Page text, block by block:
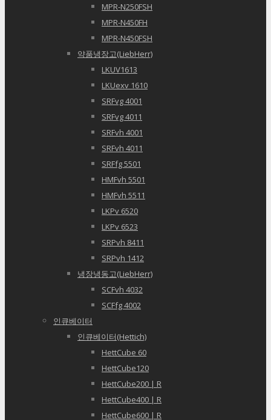
MPR-N250FSH
MPR-N450FH
MPR-N450FSH
약품냉장고(LiebHerr)
LKUV1613
LKUexv 1610
SRFvg 4001
SRFvg 4011
SRFvh 4001
SRFvh 4011
SRFfg 5501
HMFvh 5501
HMFvh 5511
LKPv 6520
LKPv 6523
SRPvh 8411
SRPvh 1412
냉장냉동고(LiebHerr)
SCFvh 4032
SCFfg 4002
인큐베이터
인큐베이터(Hettich)
HettCube 60
HettCube120
HettCube200 | R
HettCube400 | R
HettCube600 | R